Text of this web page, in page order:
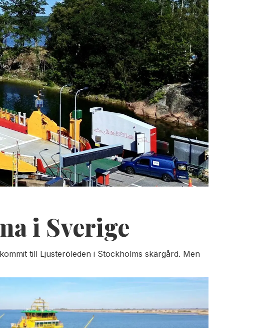
i Sverige
till Ljusteröleden i Stockholms skärgård. Men